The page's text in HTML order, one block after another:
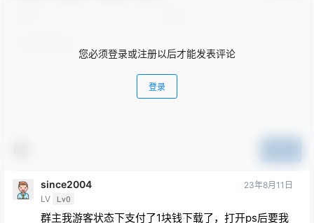
您必须登录或注册以后才能发表评论
登录
since2004
LV Lv0
23年8月11日
群主我游客状态下支付了1块钱下载了，打开ps后要我